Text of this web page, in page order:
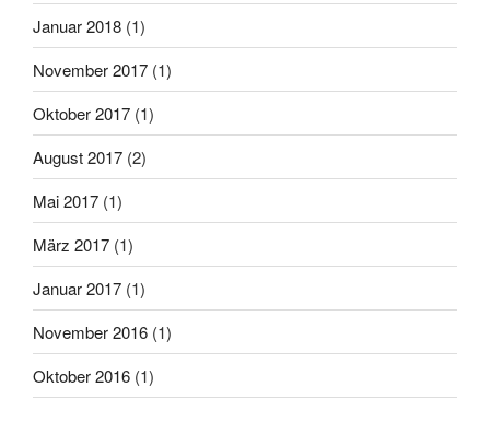
Januar 2018 (1)
November 2017 (1)
Oktober 2017 (1)
August 2017 (2)
Mai 2017 (1)
März 2017 (1)
Januar 2017 (1)
November 2016 (1)
Oktober 2016 (1)